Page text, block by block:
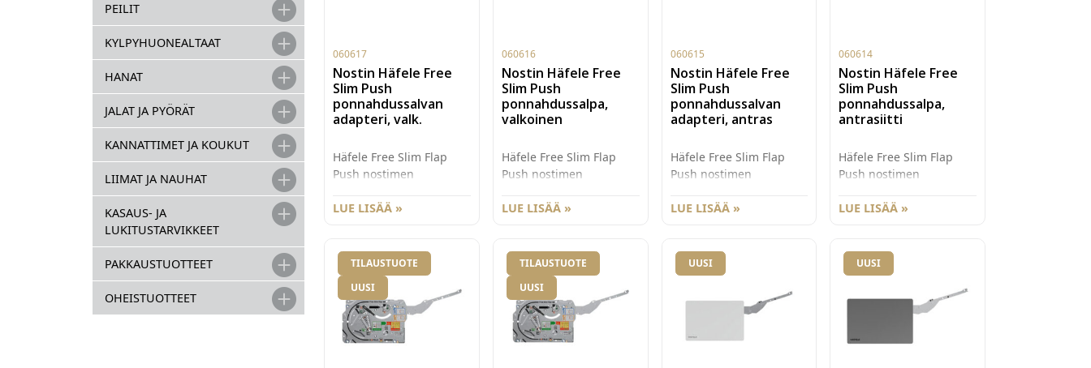
PEILIT
KYLPYHUONEALTAAT
HANAT
JALAT JA PYÖRÄT
KANNATTIMET JA KOUKUT
LIIMAT JA NAUHAT
KASAUS- JA
LUKITUSTARVIKKEET
PAKKAUSTUOTTEET
OHEISTUOTTEET
060617
Nostin Häfele Free
Slim Push
ponnahdussalvan
adapteri, valk.
Häfele Free Slim Flap
Push nostimen
asennusadapteri. Väri
LUE LISÄÄ »
060616
Nostin Häfele Free
Slim Push
ponnahdussalpa,
valkoinen
Häfele Free Slim Flap
Push nostimen
2 (20N). Väri valkoinen.
LUE LISÄÄ »
060615
Nostin Häfele Free
Slim Push
ponnahdussalvan
adapteri, antras
Häfele Free Slim Flap
Push nostimen
asennusadapteri. Väri
LUE LISÄÄ »
060614
Nostin Häfele Free
Slim Push
ponnahdussalpa,
antrasiitti
Häfele Free Slim Flap
Push nostimen
2 (20N). Väri antrasiitti.
LUE LISÄÄ »
TILAUSTUOTE
UUSI
TILAUSTUOTE
UUSI
UUSI UUSI